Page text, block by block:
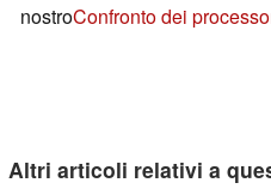
nostroConfronto dei
Altri articoli relativi a